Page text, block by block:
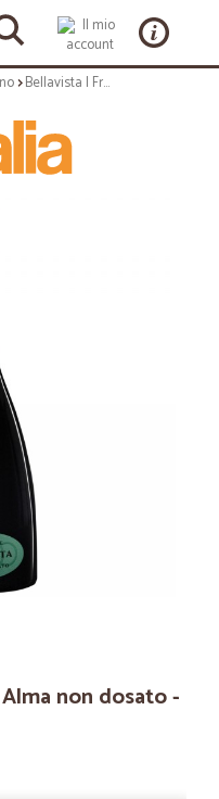
Bellavista | Franciacorta Alma non dosato - 75cl
non dosato -